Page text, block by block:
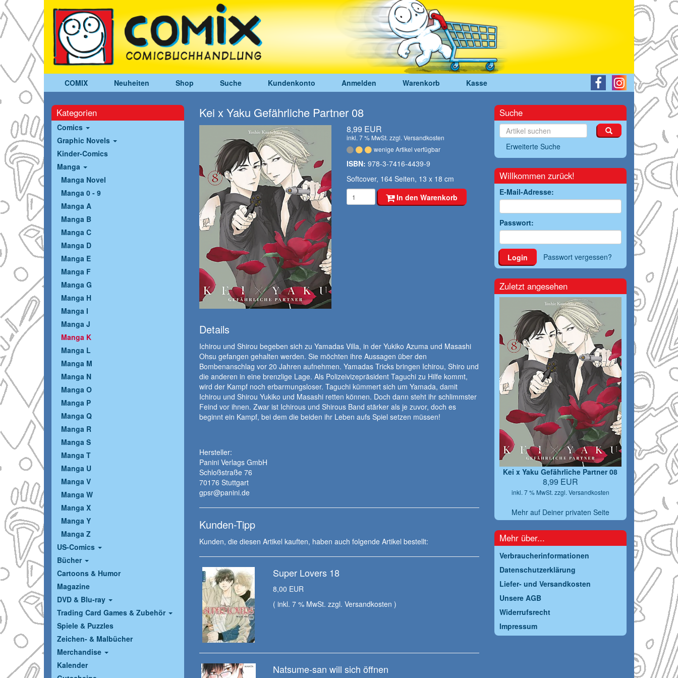
COMIX Neuheiten Shop Suche Kundenkonto Anmelden Warenkorb Kasse
Kategorien
Comics
Graphic Novels
Kinder-Comics
Manga
Manga Novel
Manga 0 - 9
Manga A
Manga B
Manga C
Manga D
Manga E
Manga F
Manga G
Manga H
Manga I
Manga J
Manga K
Manga L
Manga M
Manga N
Manga O
Manga P
Manga Q
Manga R
Manga S
Manga T
Manga U
Manga V
Manga W
Manga X
Manga Y
Manga Z
US-Comics
Bücher
Cartoons & Humor
Magazine
DVD & Blu-ray
Trading Card Games & Zubehör
Spiele & Puzzles
Zeichen- & Malbücher
Merchandise
Kalender
Kei x Yaku Gefährliche Partner 08
8,99 EUR
inkl. 7 % MwSt. zzgl. Versandkosten
wenige Artikel verfügbar
ISBN: 978-3-7416-4439-9
Softcover, 164 Seiten, 13 x 18 cm
In den Warenkorb
Details
Ichirou und Shirou begeben sich zu Yamadas Villa, in der Yukiko Azuma und Masashi
Ohsu gefangen gehalten werden. Sie möchten ihre Aussagen über den
Bombenanschlag vor 20 Jahren aufnehmen. Yamadas Tricks bringen Ichirou, Shiro und
die anderen in eine brenzlige Lage. Als Polizeivizepräsident Taguchi zu Hilfe kommt,
wird der Kampf noch erbarmungsloser. Taguchi kümmert sich um Yamada, damit
Ichirou und Shirou Yukiko und Masashi retten können. Doch dann steht ihr schlimmster
Feind vor ihnen. Zwar ist Ichirous und Shirous Band stärker als je zuvor, doch es
beginnt ein Kampf, bei dem die beiden ihr Leben aufs Spiel setzen müssen!
Hersteller:
Panini Verlags GmbH
Schloßstraße 76
70176 Stuttgart
gpsr@panini.de
Kunden-Tipp
Kunden, die diesen Artikel kauften, haben auch folgende Artikel bestellt:
Super Lovers 18
8,00 EUR
( inkl. 7 % MwSt. zzgl. Versandkosten )
Natsume-san will sich öffnen
Suche
Erweiterte Suche
Willkommen zurück!
E-Mail-Adresse:
Passwort:
Login Passwort vergessen?
Zuletzt angesehen
Kei x Yaku Gefährliche Partner 08
8,99 EUR
inkl. 7 % MwSt. zzgl. Versandkosten
Mehr auf Deiner privaten Seite
Mehr über...
Verbraucherinformationen
Datenschutzerklärung
Liefer- und Versandkosten
Unsere AGB
Widerrufsrecht
Impressum